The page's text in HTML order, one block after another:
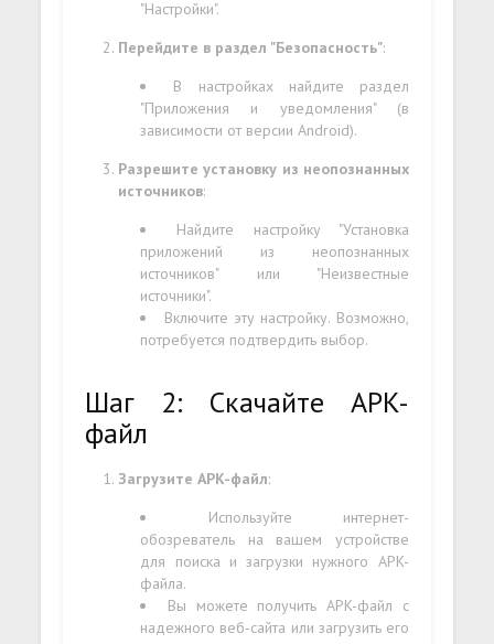
"Настройки".
Перейдите в раздел "Безопасность":
В настройках найдите раздел
"Приложения и уведомления" (в
зависимости от версии Android).
Разрешите установку из неопознанных
источников:
Найдите настройку "Установка
приложений из неопознанных
источников" или "Неизвестные
источники".
Включите эту настройку. Возможно,
потребуется подтвердить выбор.
Шаг 2: Скачайте APK-
файл
Загрузите APK-файл:
Используйте интернет-
обозреватель на вашем устройстве
для поиска и загрузки нужного APK-
файла.
Вы можете получить APK-файл с
надежного веб-сайта или загрузить его